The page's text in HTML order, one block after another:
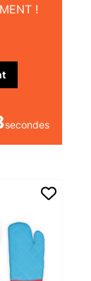
!
secondes